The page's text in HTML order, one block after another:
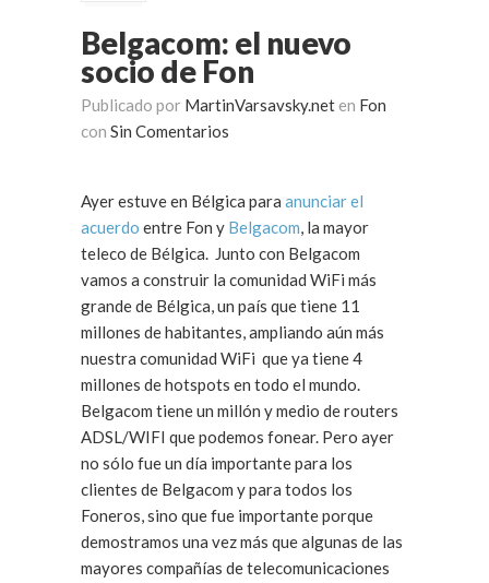
Belgacom: el nuevo
socio de Fon
Publicado por MartinVarsavsky.net en Fon
con Sin Comentarios
Ayer estuve en Bélgica para anunciar el
acuerdo entre Fon y Belgacom, la mayor
teleco de Bélgica. Junto con Belgacom
vamos a construir la comunidad WiFi más
grande de Bélgica, un país que tiene 11
millones de habitantes, ampliando aún más
nuestra comunidad WiFi que ya tiene 4
millones de hotspots en todo el mundo.
Belgacom tiene un millón y medio de routers
ADSL/WIFI que podemos fonear. Pero ayer
no sólo fue un día importante para los
clientes de Belgacom y para todos los
Foneros, sino que fue importante porque
demostramos una vez más que algunas de las
mayores compañías de telecomunicaciones